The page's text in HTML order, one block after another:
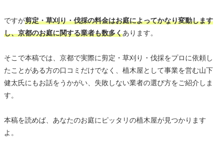
ですが剪定・草刈り・伐採の料金はお庭によってかなり変動します
し、京都のお庭に関する業者も数多くあります。
そこで本稿では、京都で実際に剪定・草刈り・伐採をプロに依頼し
たことがある方の口コミだけでなく、植木屋として事業を営む山下
健太氏にもお話をうかがい、失敗しない業者の選び方をご紹介しま
す。
本稿を読めば、あなたのお庭にピッタリの植木屋が見つかります
よ。